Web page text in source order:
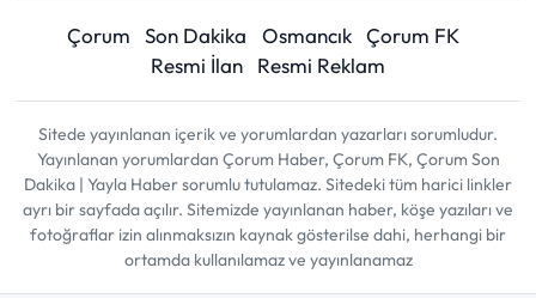
Çorum Son Dakika Osmancık Çorum FK
Resmi İlan
Resmi Reklam
Sitede yayınlanan içerik ve yorumlardan yazarları sorumludur.
Yayınlanan yorumlardan Çorum Haber, Çorum FK, Çorum Son
Dakika | Yayla Haber sorumlu tutulamaz. Sitedeki tüm harici linkler
ayrı bir sayfada açılır. Sitemizde yayınlanan haber, köşe yazıları ve
fotoğraflar izin alınmaksızın kaynak gösterilse dahi, herhangi bir
ortamda kullanılamaz ve yayınlanamaz